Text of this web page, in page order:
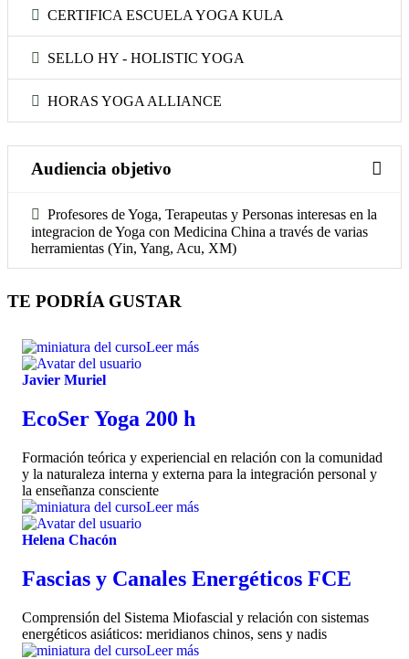
CERTIFICA ESCUELA YOGA KULA
SELLO HY - HOLISTIC YOGA
HORAS YOGA ALLIANCE
Audiencia objetivo
Profesores de Yoga, Terapeutas y Personas interesas en la
integracion de Yoga con Medicina China a través de varias
herramientas (Yin, Yang, Acu, XM)
TE PODRÍA GUSTAR
Leer más
Javier Muriel
EcoSer Yoga 200 h
Formación teórica y experiencial en relación con la comunidad
y la naturaleza interna y externa para la integración personal y
la enseñanza consciente
Leer más
Helena Chacón
Fascias y Canales Energéticos FCE
Comprensión del Sistema Miofascial y relación con sistemas
energéticos asiáticos: meridianos chinos, sens y nadis
Leer más